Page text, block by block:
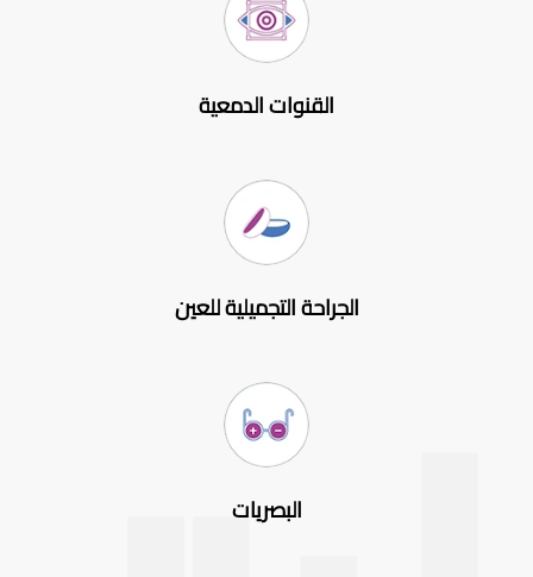
القنوات الدمعية
الجراحة التجميلية للعين
البصريات